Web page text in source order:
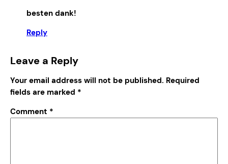
besten dank!
Reply
Leave a Reply
Your email address will not be published. Required
fields are marked *
Comment *